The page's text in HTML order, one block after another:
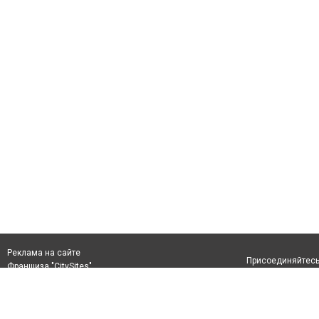
Реклама на сайте
Франшиза "CitySites"